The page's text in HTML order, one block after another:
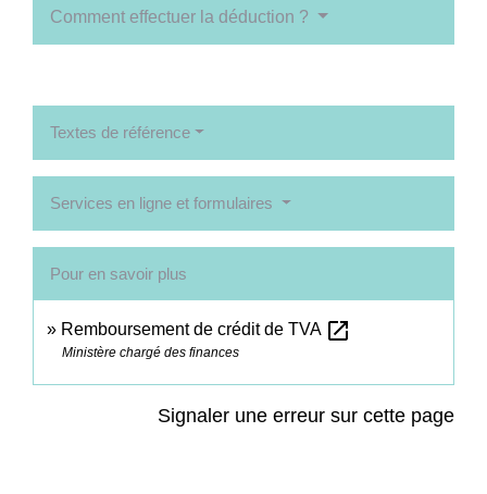
Comment effectuer la déduction ?
Textes de référence
Services en ligne et formulaires
Pour en savoir plus
Remboursement de crédit de TVA open_in_new
Ministère chargé des finances
Signaler une erreur sur cette page